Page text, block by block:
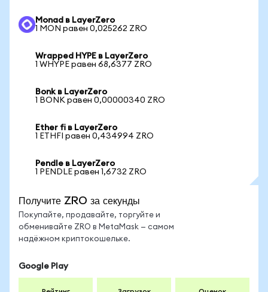
Monad в LayerZero
1 MON равен 0,025262 ZRO
Wrapped HYPE в LayerZero
1 WHYPE равен 68,6377 ZRO
Bonk в LayerZero
1 BONK равен 0,00000340 ZRO
Ether fi в LayerZero
1 ETHFI равен 0,434994 ZRO
Pendle в LayerZero
1 PENDLE равен 1,6732 ZRO
Получите ZRO за секунды
Покупайте, продавайте, торгуйте и
обменивайте ZRO в MetaMask — самом
надёжном криптокошельке.
Google Play